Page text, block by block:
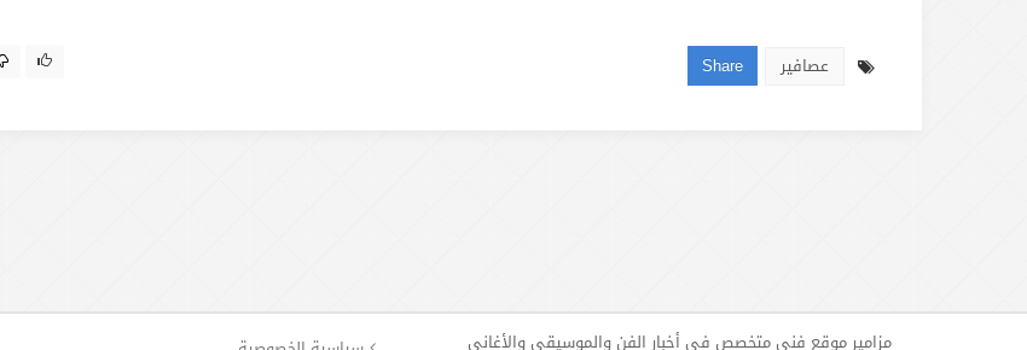
عصافير Share
مزامير موقع فني متخصص في أخبار الفن والموسيقى والأغاني